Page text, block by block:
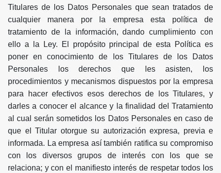
Titulares de los Datos Personales que sean tratados de
cualquier manera por la empresa esta política de
tratamiento de la información, dando cumplimiento con
ello a la Ley. El propósito principal de esta Política es
poner en conocimiento de los Titulares de los Datos
Personales los derechos que les asisten, los
procedimientos y mecanismos dispuestos por la empresa
para hacer efectivos esos derechos de los Titulares, y
darles a conocer el alcance y la finalidad del Tratamiento
al cual serán sometidos los Datos Personales en caso de
que el Titular otorgue su autorización expresa, previa e
informada. La empresa así también ratifica su compromiso
con los diversos grupos de interés con los que se
relaciona; y con el manifiesto interés de respetar todos los